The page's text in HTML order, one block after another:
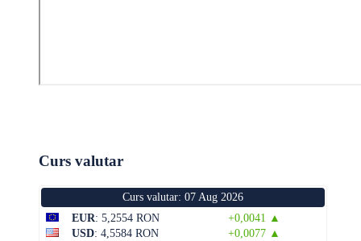
Curs valutar
Curs valutar: 07 Aug 2026
EUR: 5,2554 RON
+0,0041 ▲
USD: 4,5584 RON
+0,0077 ▲